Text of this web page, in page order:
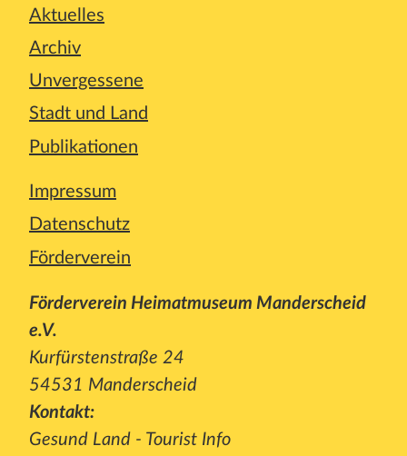
Aktuelles
Archiv
Unvergessene
Stadt und Land
Publikationen
Impressum
Datenschutz
Förderverein
Förderverein Heimatmuseum Manderscheid
e.V.
Kurfürstenstraße 24
54531 Manderscheid
Kontakt:
Gesund Land - Tourist Info